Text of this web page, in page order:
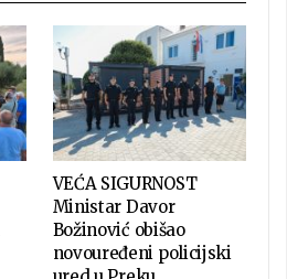
VEĆA SIGURNOST
Ministar Davor
Božinović obišao
novouređeni policijski